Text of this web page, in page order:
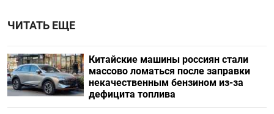
ЧИТАТЬ ЕЩЕ
Китайские машины россиян стали
массово ломаться после заправки
некачественным бензином из-за
дефицита топлива